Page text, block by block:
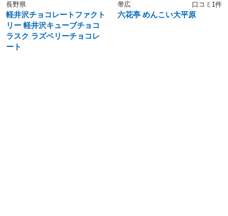
長野県
軽井沢チョコレートファクト
リー 軽井沢キューブチョコ
ラスク ラズベリーチョコレ
ート
帯広 口コミ1件
六花亭 めんこい大平原